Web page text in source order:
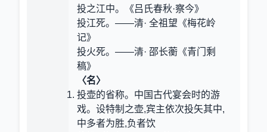
投之江中。《吕氏春秋·察今》
投江死。——清· 全祖望《梅花岭
记》
投火死。——清· 邵长蘅《青门剩
稿》
〈名〉
投壶的省称。中国古代宴会时的游
戏。设特制之壶,宾主依次投矢其中,
中多者为胜,负者饮